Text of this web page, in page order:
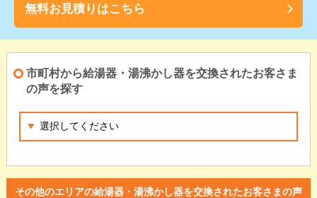
無料お見積りはこちら
市町村から給湯器・湯沸かし器を交換されたお客さま
の声を探す
その他のエリアの給湯器・湯沸かし器を交換されたお客さまの声